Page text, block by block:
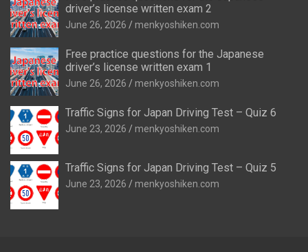
driver’s license written exam 2
June 26, 2026 menkyoshiken.com
Free practice questions for the Japanese
driver’s license written exam 1
June 26, 2026 menkyoshiken.com
Traffic Signs for Japan Driving Test – Quiz 6
June 23, 2026 menkyoshiken.com
Traffic Signs for Japan Driving Test – Quiz 5
June 23, 2026 menkyoshiken.com